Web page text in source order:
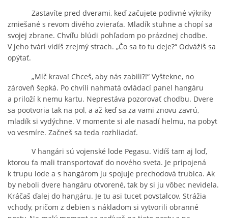
Zastavíte pred dverami, keď začujete podivné výkriky
zmiešané s revom divého zvieraťa. Mladík stuhne a chopí sa
svojej zbrane. Chvíľu blúdi pohľadom po prázdnej chodbe.
V jeho tvári vidíš zrejmý strach. „Čo sa to tu deje?“ Odvážiš sa
opýtať.
„Mlč krava! Chceš, aby nás zabili?!“ Vyštekne, no
zároveň šepká. Po chvíli nahmatá ovládací panel hangáru
a priloží k nemu kartu. Neprestáva pozorovať chodbu. Dvere
sa pootvoria tak na pol, a až keď sa za vami znovu zavrú,
mladík si vydýchne. V momente si ale nasadí helmu, na pobyt
vo vesmíre. Začneš sa teda rozhliadať.
V hangári sú vojenské lode Pegasu. Vidíš tam aj loď,
ktorou ťa mali transportovať do nového sveta. Je pripojená
k trupu lode a s hangárom ju spojuje prechodová trubica. Ak
by neboli dvere hangáru otvorené, tak by si ju vôbec nevidela.
Kráčaš ďalej do hangáru. Je tu asi tucet povstalcov. Strážia
vchody, pričom z debien s nákladom si vytvorili obranné